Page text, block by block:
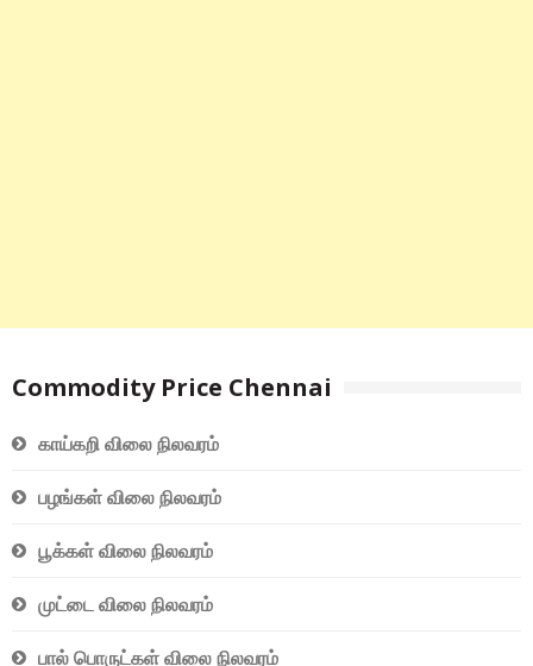
Commodity Price Chennai
காய்கறி விலை நிலவரம்
பழங்கள் விலை நிலவரம்
பூக்கள் விலை நிலவரம்
முட்டை விலை நிலவரம்
பால் பொருட்கள் விலை நிலவரம்